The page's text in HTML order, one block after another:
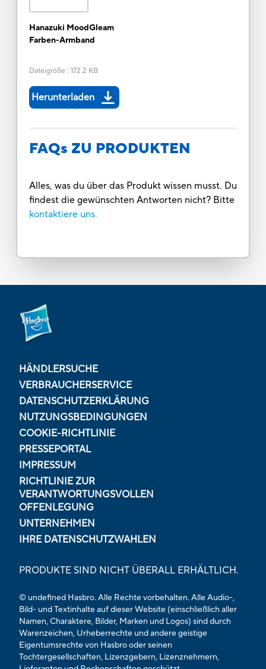
Hanazuki MoodGleam
Farben-Armband
Dateigröße : 172.2 KB
Herunterladen
FAQs ZU PRODUKTEN
Alles, was du über das Produkt wissen musst. Du
findest die gewünschten Antworten nicht? Bitte
kontaktiere uns.
HÄNDLERSUCHE
VERBRAUCHERSERVICE
DATENSCHUTZERKLÄRUNG
NUTZUNGSBEDINGUNGEN
COOKIE-RICHTLINIE
PRESSEPORTAL
IMPRESSUM
RICHTLINIE ZUR
VERANTWORTUNGSVOLLEN
OFFENLEGUNG
UNTERNEHMEN
IHRE DATENSCHUTZWAHLEN
PRODUKTE SIND NICHT ÜBERALL ERHÄLTLICH.
© undefined Hasbro. Alle Rechte vorbehalten. Alle Audio-,
Bild- und Textinhalte auf dieser Website (einschließlich aller
Namen, Charaktere, Bilder, Marken und Logos) sind durch
Warenzeichen, Urheberrechte und andere geistige
Eigentumsrechte von Hasbro oder seinen
Tochtergesellschaften, Lizenzgebern, Lizenznehmern,